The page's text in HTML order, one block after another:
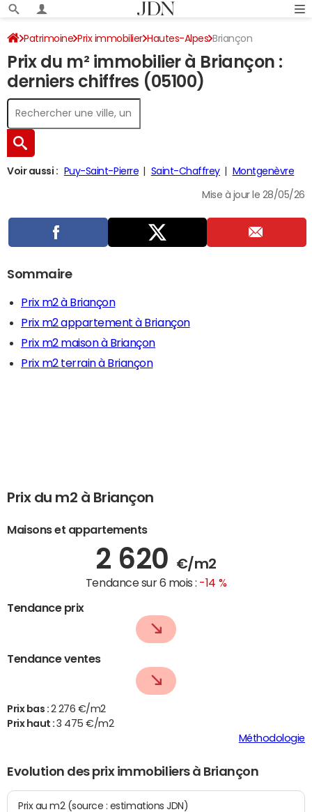
Patrimoine Prix immobilier Hautes-Alpes Briançon
Prix du m² immobilier à Briançon :
derniers chiffres (05100)
Voir aussi : Puy-Saint-Pierre Saint-Chaffrey Montgenèvre
Mise à jour le 28/05/26
Sommaire
Prix m2 à Briançon
Prix m2 appartement à Briançon
Prix m2 maison à Briançon
Prix m2 terrain à Briançon
Prix du m2 à Briançon
Maisons et appartements
2 620 €/m2
Tendance sur 6 mois : -14 %
Tendance prix
Tendance ventes
Prix bas : 2 276 €/m2
Prix haut :3 475 €/m2
Méthodologie
Evolution des prix immobiliers à Briançon
Prix au m2 (source : estimations JDN)